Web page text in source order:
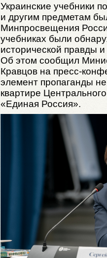
Украинские учебники
и другим предметам
Минпросвещения
учебниках были
исторической правды
Об этом сообщил
Кравцов на пресс-
элемент пропаганды
квартире
«Единая Россия».